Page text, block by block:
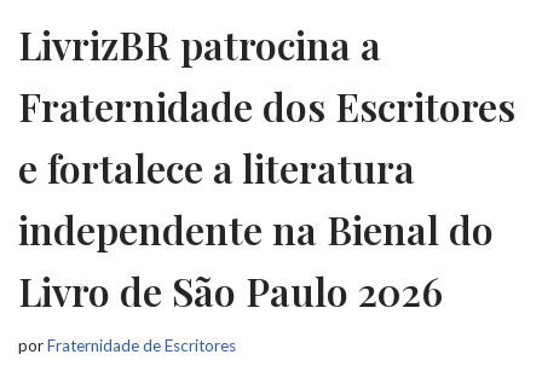
LivrizBR patrocina a
Fraternidade dos Escritores
e fortalece a literatura
independente na Bienal do
Livro de São Paulo 2026
porFraternidade de Escritores